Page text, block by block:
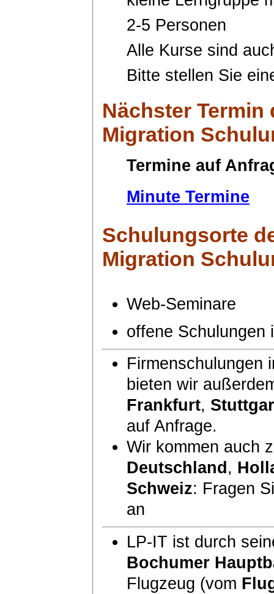
2-5 Personen
Alle Kurse sind
Bitte stellen Sie
Nächster Termin
Migration
Termine auf
Minute Termine
Schulungsorte
Migration
Web-Seminare
offene Schulungen
Firmenschulungen
bieten wir
Frankfurt,
auf Anfrage.
Wir kommen auch
Deutschland ,
Schweiz: Fragen
an
LP-IT ist durch
Bochumer
Flugzeug (vom